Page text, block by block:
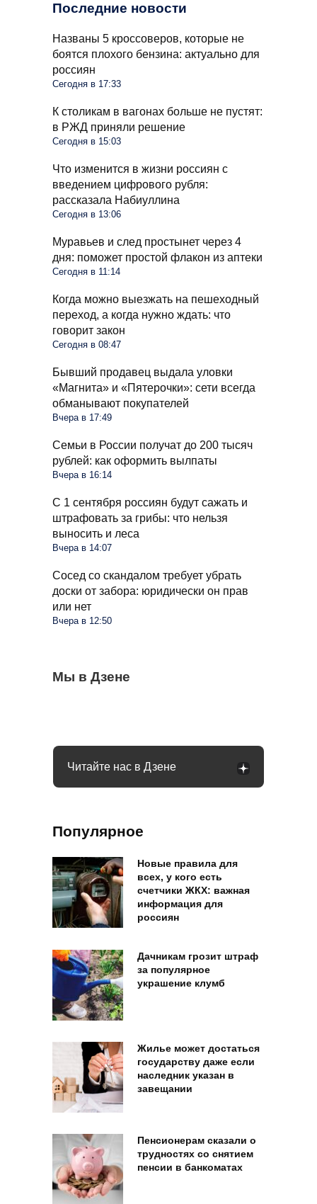
Последние новости
Названы 5 кроссоверов, которые не
боятся плохого бензина: актуально для
россиян
Сегодня в 17:33
К столикам в вагонах больше не пустят:
в РЖД приняли решение
Сегодня в 15:03
Что изменится в жизни россиян с
введением цифрового рубля:
рассказала Набиуллина
Сегодня в 13:06
Муравьев и след простынет через 4
дня: поможет простой флакон из аптеки
Сегодня в 11:14
Когда можно выезжать на пешеходный
переход, а когда нужно ждать: что
говорит закон
Сегодня в 08:47
Бывший продавец выдала уловки
«Магнита» и «Пятерочки»: сети всегда
обманывают покупателей
Вчера в 17:49
Семьи в России получат до 200 тысяч
рублей: как оформить вылпаты
Вчера в 16:14
С 1 сентября россиян будут сажать и
штрафовать за грибы: что нельзя
выносить и леса
Вчера в 14:07
Сосед со скандалом требует убрать
доски от забора: юридически он прав
или нет
Вчера в 12:50
Мы в Дзене
К столикам в вагонах больше не пустят: в
РЖД приняли решение
Что изменится в жизни россиян с
Муравьев и след простынет через 4 дня:
Читайте нас в Дзене
Популярное
Новые правила для
всех, у кого есть
счетчики ЖКХ: важная
информация для
россиян
Дачникам грозит штраф
за популярное
украшение клумб
Жилье может достаться
государству даже если
наследник указан в
завещании
Пенсионерам сказали о
трудностях со снятием
пенсии в банкоматах